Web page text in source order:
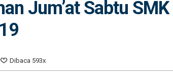
Jum’at Sabtu
Dibaca 593x